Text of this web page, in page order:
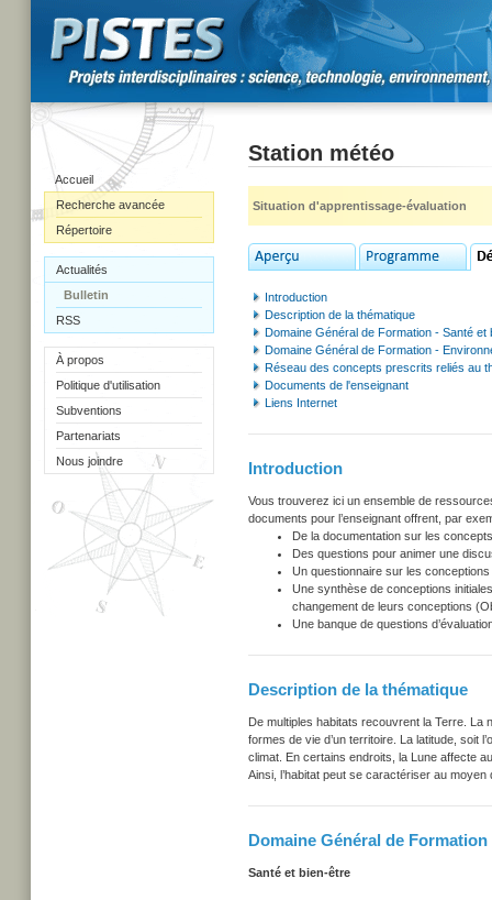
Accueil
Recherche avancée
Répertoire
Actualités
Bulletin
RSS
À propos
Politique d'utilisation
Subventions
Partenariats
Nous joindre
Station météo
Situation d'apprentissage-évaluation
Introduction
Description de la thématique
Domaine Général de Formation - Santé et
Domaine Général de Formation -
Réseau des concepts prescrits reliés au
Documents de l'enseignant
Liens Internet
Introduction
Vous trouverez ici un ensemble de
documents pour l’enseignant offrent, par
De la documentation sur les
Des questions pour animer une
Un questionnaire sur les
Une synthèse de conceptions
changement de leurs conceptions
Une banque de questions
Description de la thématique
De multiples habitats recouvrent la Terre. La
formes de vie d’un territoire. La latitude, soit
climat. En certains endroits, la Lune affecte
Ainsi, l’habitat peut se caractériser au
Domaine Général de
Santé et bien-être